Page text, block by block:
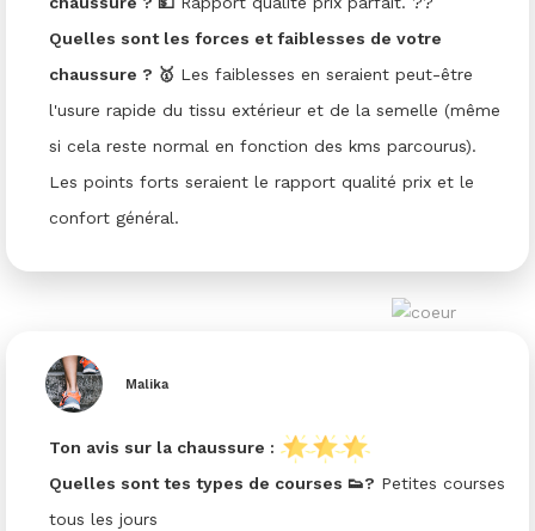
Quelles sont les forces et faiblesses de votre
chaussure ? 🥇 Les faiblesses en seraient peut-être
l'usure rapide du tissu extérieur et de la semelle (même
si cela reste normal en fonction des kms parcourus).
Les points forts seraient le rapport qualité prix et le
confort général.
Malika
Ton avis sur la chaussure :
Quelles sont tes types de courses 👟? Petites courses
tous les jours